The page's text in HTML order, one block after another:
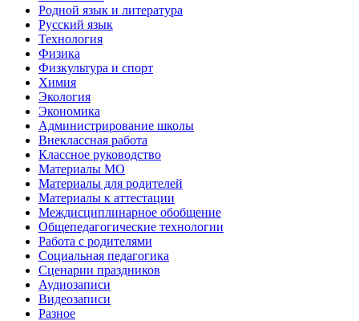
Родной язык и литература
Русский язык
Технология
Физика
Физкультура и спорт
Химия
Экология
Экономика
Администрирование школы
Внеклассная работа
Классное руководство
Материалы МО
Материалы для родителей
Материалы к аттестации
Междисциплинарное обобщение
Общепедагогические технологии
Работа с родителями
Социальная педагогика
Сценарии праздников
Аудиозаписи
Видеозаписи
Разное